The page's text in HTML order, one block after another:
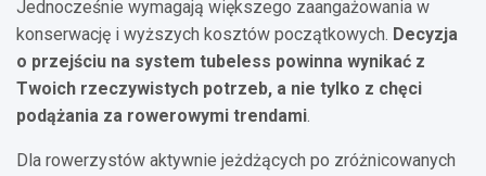
Jednocześnie wymagają większego zaangażowania w
konserwację i wyższych kosztów początkowych. Decyzja
o przejściu na system tubeless powinna wynikać z
Twoich rzeczywistych potrzeb, a nie tylko z chęci
podążania za rowerowymi trendami.
Dla rowerzystów aktywnie jeżdżących po zróżnicowanych